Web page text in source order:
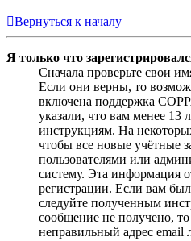
Вернуться к началу
Я только что
Сначала проверьте свои
Если они верны, то
включена поддержка
указали, что вам менее 13
инструкциям. На
чтобы все новые учётные
пользователями или
систему. Эта информация
регистрации. Если вам
следуйте полученным
сообщение не получено,
неправильный адрес email